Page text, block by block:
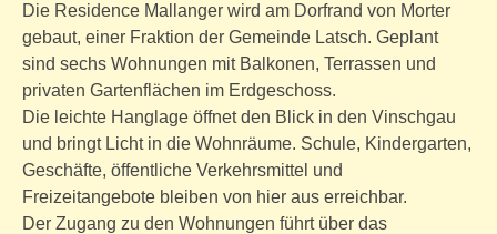
Die Residence Mallanger wird am Dorfrand von Morter
gebaut, einer Fraktion der Gemeinde Latsch. Geplant
sind sechs Wohnungen mit Balkonen, Terrassen und
privaten Gartenflächen im Erdgeschoss.
Die leichte Hanglage öffnet den Blick in den Vinschgau
und bringt Licht in die Wohnräume. Schule, Kindergarten,
Geschäfte, öffentliche Verkehrsmittel und
Freizeitangebote bleiben von hier aus erreichbar.
Der Zugang zu den Wohnungen führt über das